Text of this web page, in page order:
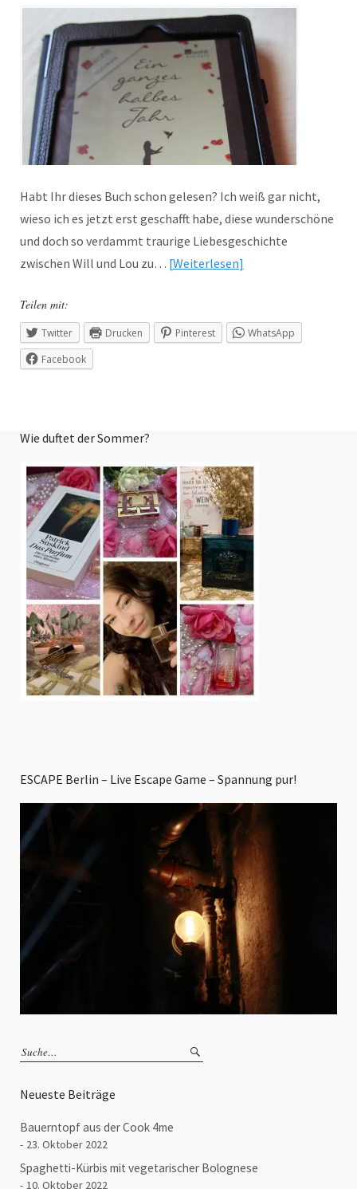
Habt Ihr dieses Buch schon gelesen? Ich weiß gar nicht,
wieso ich es jetzt erst geschafft habe, diese wunderschöne
und doch so verdammt traurige Liebesgeschichte
zwischen Will und Lou zu… Weiterlesen
Teilen mit:
Twitter Drucken Pinterest
WhatsApp
Facebook
Wie duftet der Sommer?
ESCAPE Berlin – Live Escape Game – Spannung pur!
Neueste Beiträge
Bauerntopf aus der Cook 4me
23. Oktober 2022
Spaghetti-Kürbis mit vegetarischer Bolognese
10. Oktober 2022